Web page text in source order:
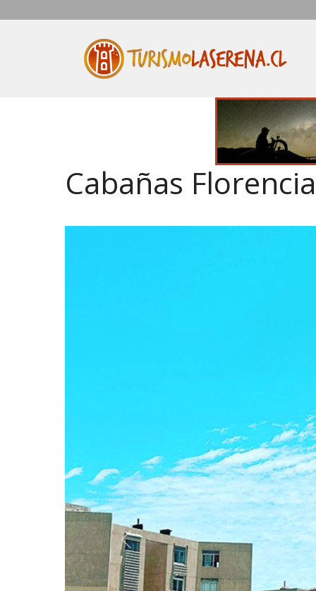
Cabañas Florencia
Anterior